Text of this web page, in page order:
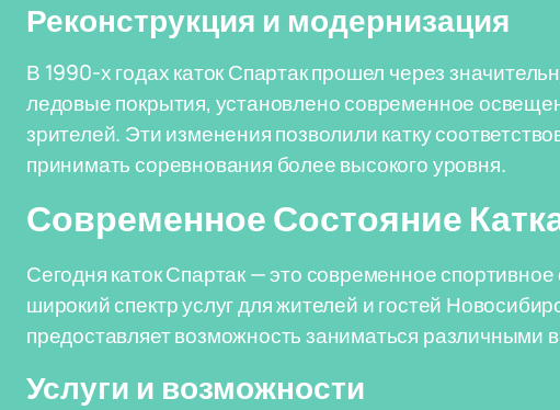
Реконструкция и модернизация
В 1990-х годах каток Спартак прошел через
ледовые покрытия, установлено современное
зрителей. Эти изменения позволили катку
принимать соревнования более высокого уровня.
Современное Состояние
Сегодня каток Спартак — это современное
широкий спектр услуг для жителей и гостей
предоставляет возможность заниматься различными
Услуги и возможности